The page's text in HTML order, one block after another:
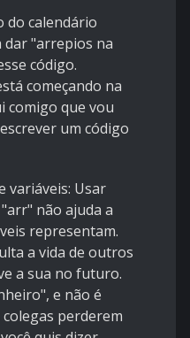
do calendário
dar "arrepios na
código.
começando na
comigo que vou
um código
variáveis: Usar
não ajuda a
representam.
a vida de outros
a sua no futuro.
e não é
perderem